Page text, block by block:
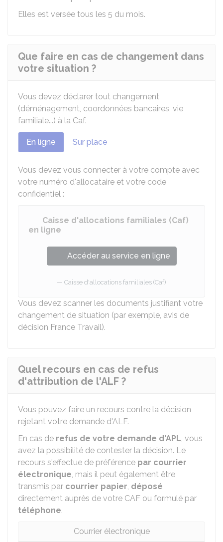
Elles est versée tous les 5 du mois.
Que faire en cas de changement dans
votre situation ?
Vous devez déclarer tout changement
(déménagement, coordonnées bancaires, vie
familiale...) à la Caf.
En ligne Sur place
Vous devez vous connecter à votre compte avec
votre numéro d'allocataire et votre code
confidentiel :
Caisse d'allocations familiales (Caf)
en ligne
Accéder au service en ligne
Caisse d'allocations familiales (Caf)
Vous devez scanner les documents justifiant votre
changement de situation (par exemple, avis de
décision France Travail).
Quel recours en cas de refus
d'attribution de l'ALF ?
Vous pouvez faire un recours contre la décision
rejetant votre demande d'ALF.
En cas de refus de votre demande d'APL, vous
avez la possibilité de contester la décision. Le
recours s'effectue de préférence par courrier
électronique, mais il peut également être
transmis par courrier papier, déposé
directement auprès de votre CAF ou formulé par
téléphone.
Courrier électronique